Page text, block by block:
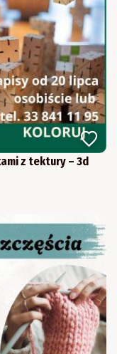
z tektury – 3d